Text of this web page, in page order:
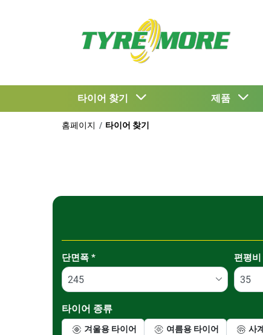
타이어 찾기 제품
홈페이지 타이어 찾기
Tab updated: 사이즈로 찾기
단면폭 * 편평비
타이어 종류
겨울용 타이어 여름용 타이어 사